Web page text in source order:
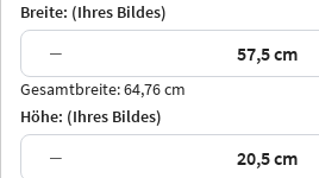
Arran Luzern
Breite: (Ihres Bildes)
−
Gesamtbreite: 64,76 cm
Höhe: (Ihres Bildes)
−